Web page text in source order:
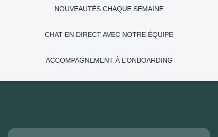
NOUVEAUTÉS CHAQUE SEMAINE
CHAT EN DIRECT AVEC NOTRE ÉQUIPE
ACCOMPAGNEMENT À L’ONBOARDING